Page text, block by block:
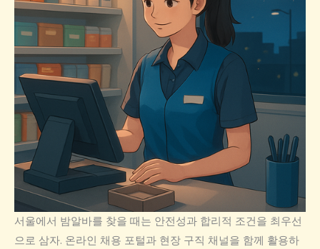
서울에서 밤알바를 찾을 때는 안전성과 합리적 조건을 최우선
으로 삼자. 온라인 채용 포털과 현장 구직 채널을 함께 활용하